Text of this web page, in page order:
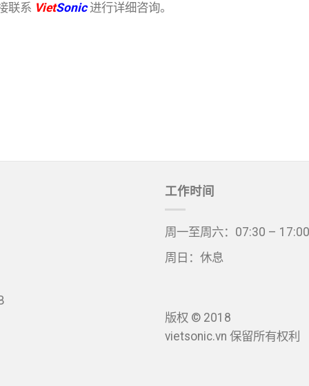
联系 VietSonic进行详细咨询。
工作时间
周一至周六：07:30 – 17:00
周日：休息
版权 © 2018
vietsonic.vn 保留所有权利